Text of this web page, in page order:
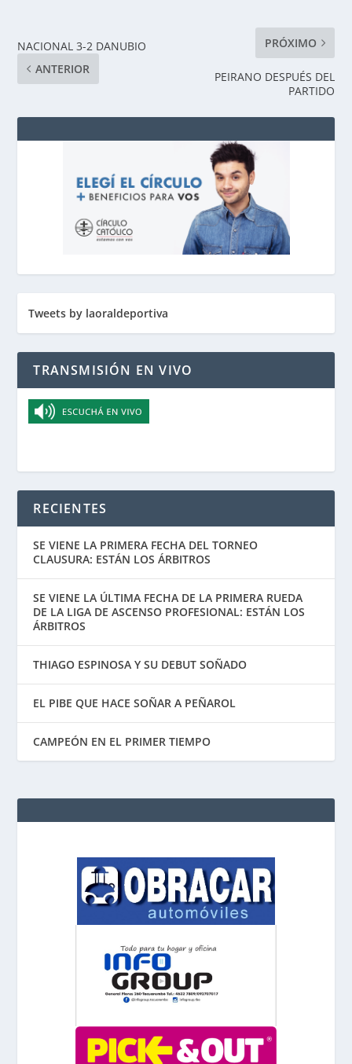
NACIONAL 3-2 DANUBIO
ANTERIOR
PRÓXIMO
PEIRANO DESPUÉS DEL
PARTIDO
Tweets by laoraldeportiva
TRANSMISIÓN EN VIVO
RECIENTES
SE VIENE LA PRIMERA FECHA DEL TORNEO
CLAUSURA: ESTÁN LOS ÁRBITROS
SE VIENE LA ÚLTIMA FECHA DE LA PRIMERA RUEDA
DE LA LIGA DE ASCENSO PROFESIONAL: ESTÁN LOS
ÁRBITROS
THIAGO ESPINOSA Y SU DEBUT SOÑADO
EL PIBE QUE HACE SOÑAR A PEÑAROL
CAMPEÓN EN EL PRIMER TIEMPO